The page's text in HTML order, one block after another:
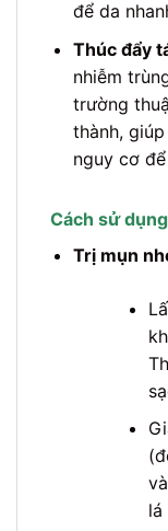
để da
Thúc đẩy
nhiễm
trường
thành,
nguy cơ
Cách sử
Trị mụn
lá